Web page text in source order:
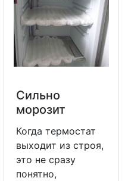
Сильно
морозит
Когда термостат
выходит из строя,
это не сразу
понятно,